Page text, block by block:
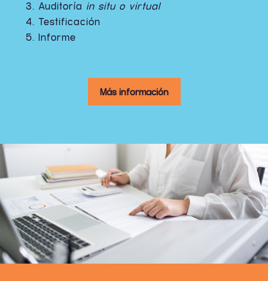
Auditoría in situ o virtual
Testificación
Informe
Más información